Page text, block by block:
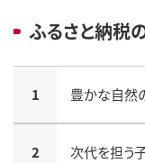
熊本県・
■お荷物
ふるさと納税
1 豊かな自然
2 次代を担う